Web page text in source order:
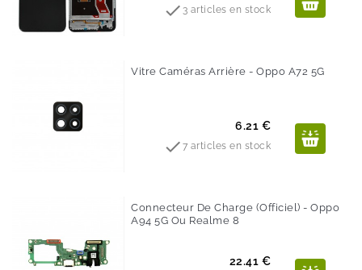
 3 articles en stock
Vitre Caméras Arrière - Oppo A72 5G
Prix
6.21 €
 7 articles en stock
Connecteur De Charge (Officiel) - Oppo
A94 5G Ou Realme 8
Prix
22.41 €